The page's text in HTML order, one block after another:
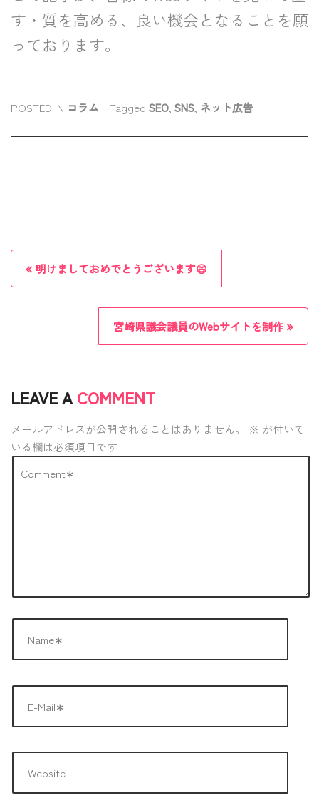
す・質を高める、良い機会となることを願
っております。
POSTED IN コラム Tagged SEO SNS ネット広告
P
o
v
i
g
明けましておめでとうございます😄
宮崎県議会議員のWebサイトを制作
LEAVE A COMMENT
メールアドレスが公開されることはありません。 ※ が付いて
いる欄は必須項目です